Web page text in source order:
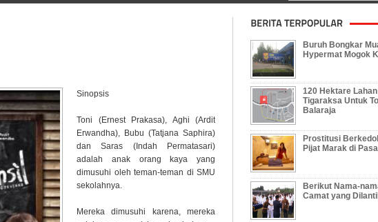
Sinopsis
Toni (Ernest Prakasa), Aghi (Ardit
Erwandha), Bubu (Tatjana Saphira)
dan Saras (Indah Permatasari)
adalah anak orang kaya yang
dimusuhi oleh teman-teman di SMU
sekolahnya.
Mereka dimusuhi karena, mereka
Buruh Bongkar
Hypermat Mogok
120 Hektare
Tigaraksa Untuk
Balaraja
Prostitusi
Pijat Marak di
Berikut Nama-
Camat yang